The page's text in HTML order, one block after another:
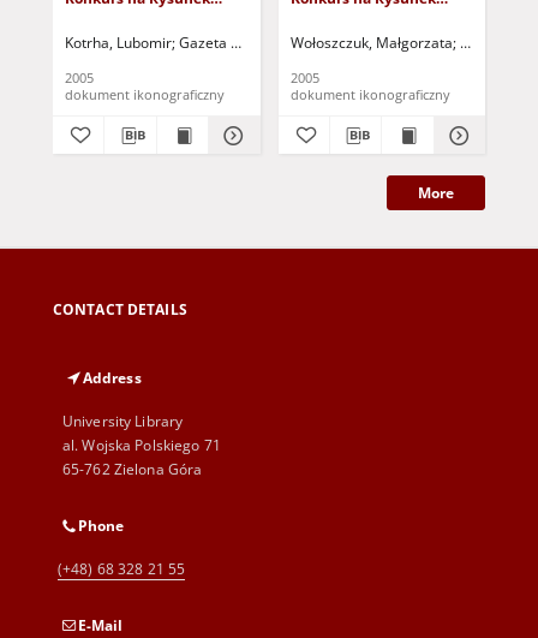
Kotrha, Lubomir Gazeta Lubuska (Zielona Góra) Kożuchowski
2005
dokument ikonograficzny
Wołoszczuk, Małgorzata Gazeta
2005
dokument ikonograficzny
More
CONTACT DETAILS
Address
University Library
al. Wojska Polskiego 71
65-762 Zielona Góra
Phone
(+48) 68 328 21 55
E-Mail